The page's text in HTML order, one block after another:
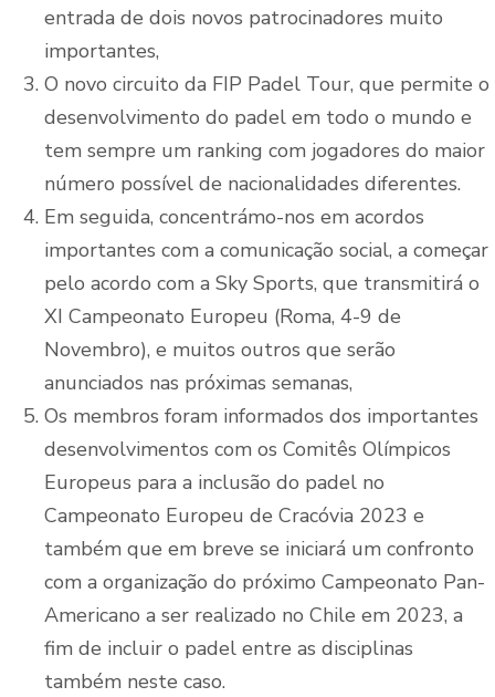
entrada de dois novos patrocinadores muito
importantes,
O novo circuito da FIP Padel Tour, que permite o
desenvolvimento do padel em todo o mundo e
tem sempre um ranking com jogadores do maior
número possível de nacionalidades diferentes.
Em seguida, concentrámo-nos em acordos
importantes com a comunicação social, a começar
pelo acordo com a Sky Sports, que transmitirá o
XI Campeonato Europeu (Roma, 4-9 de
Novembro), e muitos outros que serão
anunciados nas próximas semanas,
Os membros foram informados dos importantes
desenvolvimentos com os Comitês Olímpicos
Europeus para a inclusão do padel no
Campeonato Europeu de Cracóvia 2023 e
também que em breve se iniciará um confronto
com a organização do próximo Campeonato Pan-
Americano a ser realizado no Chile em 2023, a
fim de incluir o padel entre as disciplinas
também neste caso.